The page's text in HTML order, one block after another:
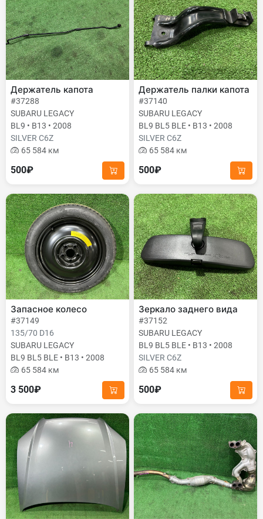
Держатель капота
#37288
SUBARU LEGACY
BL9 • B13 • 2008
SILVER C6Z
65 584 км
500₽
Держатель палки капота
#37140
SUBARU LEGACY
BL9 BL5 BLE • B13 • 2008
SILVER C6Z
65 584 км
500₽
Запасное колесо
#37149
135/70 D16
SUBARU LEGACY
BL9 BL5 BLE • B13 • 2008
65 584 км
3 500₽
Зеркало заднего вида
#37152
SUBARU LEGACY
BL9 BL5 BLE • B13 • 2008
SILVER C6Z
65 584 км
500₽